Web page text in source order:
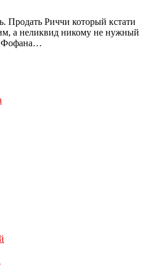
Продать Риччи который кстати
а неликвид никому не нужный
Фофана…